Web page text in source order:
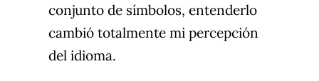
conjunto de símbolos, entenderlo
cambió totalmente mi percepción
del idioma.